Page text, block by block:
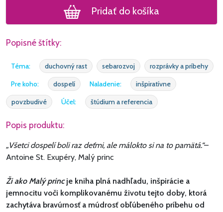
Pridať do košíka
Popisné štítky:
Téma: duchovný rast sebarozvoj
rozprávky a príbehy
Pre koho:
dospelí Naladenie:
inšpiratívne
povzbudivé
Účel: štúdium a referencia
Popis produktu:
„Všetci dospelí boli raz deťmi, ale málokto si na to pamätá.“–
Antoine St. Exupéry, Malý princ
Ži ako Malý princje kniha plná nadhľadu, inšpirácie a
jemnocitu voči komplikovanému životu tejto doby, ktorá
zachytáva bravúrnosť a múdrosť obľúbeného príbehu od